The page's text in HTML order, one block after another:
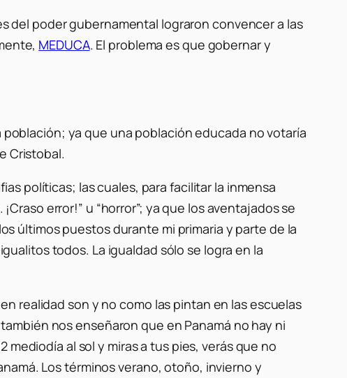
del poder gubernamental lograron convencer a las
MEDUCA. El problema es que gobernar y
ya que una población educada no votaría
Cristobal.
políticas; las cuales, para facilitar la inmensa
error!” u “horror”; ya que los aventajados se
últimos puestos durante mi primaria y parte de la
todos. La igualdad sólo se logra en la
realidad son y no como las pintan en las escuelas
nos enseñaron que en Panamá no hay ni
mediodía al sol y miras a tus pies, verás que no
Los términos verano, otoño, invierno y